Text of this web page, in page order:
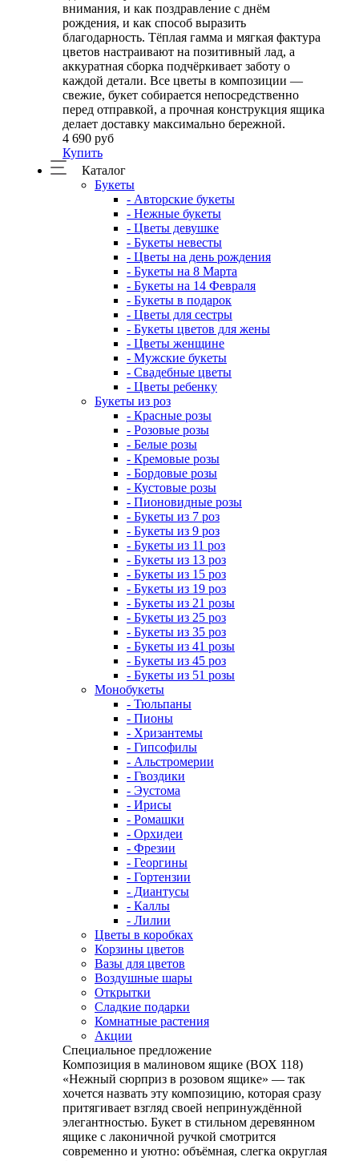
внимания, и как поздравление с днём
рождения, и как способ выразить
благодарность. Тёплая гамма и мягкая фактура
цветов настраивают на позитивный лад, а
аккуратная сборка подчёркивает заботу о
каждой детали. Все цветы в композиции —
свежие, букет собирается непосредственно
перед отправкой, а прочная конструкция ящика
делает доставку максимально бережной.
4 690 руб
Купить
Каталог
Букеты
- Авторские букеты
- Нежные букеты
- Цветы девушке
- Букеты невесты
- Цветы на день рождения
- Букеты на 8 Марта
- Букеты на 14 Февраля
- Букеты в подарок
- Цветы для сестры
- Букеты цветов для жены
- Цветы женщине
- Мужские букеты
- Свадебные цветы
- Цветы ребенку
Букеты из роз
- Красные розы
- Розовые розы
- Белые розы
- Кремовые розы
- Бордовые розы
- Кустовые розы
- Пионовидные розы
- Букеты из 7 роз
- Букеты из 9 роз
- Букеты из 11 роз
- Букеты из 13 роз
- Букеты из 15 роз
- Букеты из 19 роз
- Букеты из 21 розы
- Букеты из 25 роз
- Букеты из 35 роз
- Букеты из 41 розы
- Букеты из 45 роз
- Букеты из 51 розы
Монобукеты
- Тюльпаны
- Пионы
- Хризантемы
- Гипсофилы
- Альстромерии
- Гвоздики
- Эустома
- Ирисы
- Ромашки
- Орхидеи
- Фрезии
- Георгины
- Гортензии
- Диантусы
- Каллы
- Лилии
Цветы в коробках
Корзины цветов
Вазы для цветов
Воздушные шары
Открытки
Сладкие подарки
Комнатные растения
Акции
Специальное предложение
Композиция в малиновом ящике (ВОХ 118)
«Нежный сюрприз в розовом ящике» — так
хочется назвать эту композицию, которая сразу
притягивает взгляд своей непринуждённой
элегантностью. Букет в стильном деревянном
ящике с лаконичной ручкой смотрится
современно и уютно: объёмная, слегка округлая